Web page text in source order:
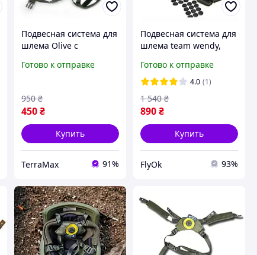
Подвесная система для
шлема Olive с
комфортом
Готово к отправке
450 ₴
950 ₴
Купить
TerraMax 91%
Подвесная система для
шлема team wendy,
тактического шлема
фаст pasgt fast
Готово к отправке
4.0 (1)
890₴
1 540 ₴
Купить
FlyOk 93%